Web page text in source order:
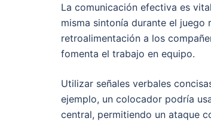
La comunicación efectiva es
misma sintonía durante el
retroalimentación a los
fomenta el trabajo en equipo.
Utilizar señales verbales
ejemplo, un colocador podría
central, permitiendo un ataque